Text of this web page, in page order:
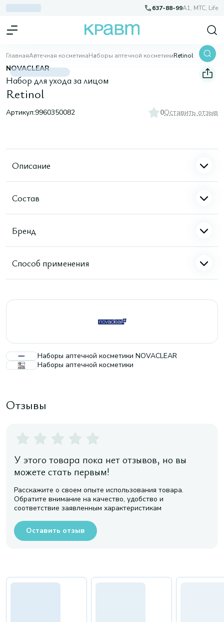
637-88-99A1, МТС, Life
ГлавнаяАптечная косметикаНаборы аптечной косметикиRetinol
NOVACLEAR
Набор для ухода за лицом
Retinol
Артикул:9960350082 0Оставить отзыв
Описание
Состав
Бренд
Способ применения
Наборы аптечной косметики NOVACLEAR
Наборы аптечной косметики
Отзывы
У этого товара пока нет отзывов, но вы
можете стать первым!
Расскажите о своем опыте использования товара.
Обратите внимание на качество, удобство и
соответствие заявленным характеристикам
Оставить отзыв